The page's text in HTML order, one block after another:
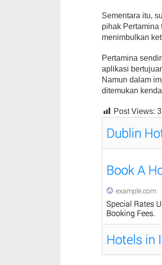
Sementara itu,
pihak Pertamina
menimbulkan
Pertamina
aplikasi
Namun dalam
ditemukan
Post Views: